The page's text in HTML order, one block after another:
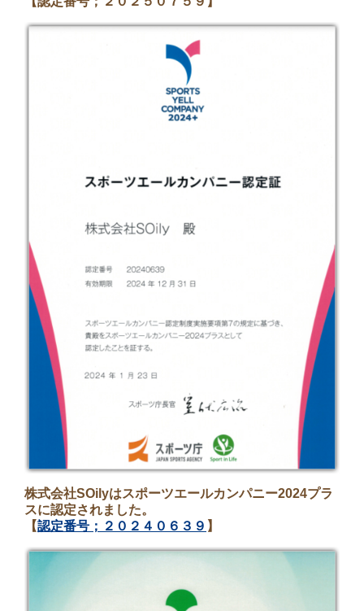
株式会社SOilyはスポーツエールカンパニー2024プラ
スに認定されました。
【認定番号；２０２４０６３９ 】